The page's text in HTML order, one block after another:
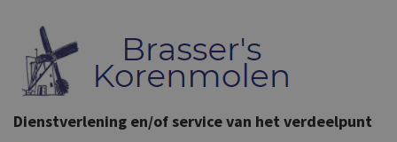
Dienstverlening en/of service van het verdeelpunt